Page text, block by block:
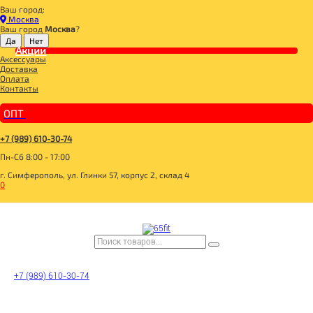
Ваш город:
Москва
Ваш город Москва?
Акции
Аксессуары
Доставка
Оплата
Контакты
ОПТ
+7 (989) 610-30-74
Пн-Сб 8:00 - 17:00
г. Симферополь, ул. Глинки 57, корпус 2, склад 4
0
+7 (989) 610-30-74
Главная
BOMBBAR, CHIKALAB, SNAQ FABRIQ
BOMBBAR, CHIKALAB, SNAQ FABRIQ
__3 SKU 3+1 с 20.07.-31.07.26
BOMBBAR Вафли с начинкой
__20 SKU 2+1 с 07.05.-31.05.26
_BOMBBAR PRO Milk МОЛОКО МАРКИРОВАННОЕ
__20 SKU 2+1 с 28.01.-18.02.26+31.03.26+30.04.26
SNAQ FABRIQ Конфеты Qwikler minis
BOMBBAR Пирожное протеиновое
BOMBBAR EAA Pro
BOMBBAR Изотоник Pro
BOMBBAR Гейнер Pro